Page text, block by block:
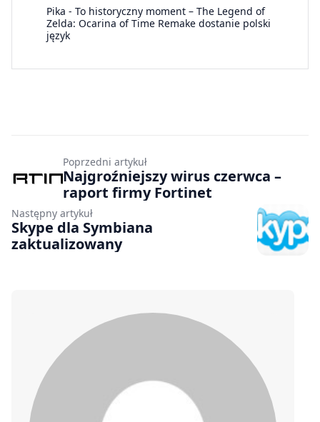
Pika - To historyczny moment – The Legend of
Zelda: Ocarina of Time Remake dostanie polski
język
Poprzedni artykuł
Najgroźniejszy wirus czerwca –
raport firmy Fortinet
Następny artykuł
Skype dla Symbiana
zaktualizowany